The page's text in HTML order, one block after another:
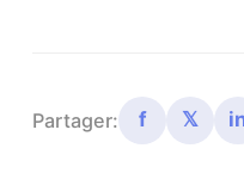
Partager: f 𝕏